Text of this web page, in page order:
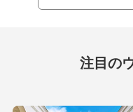
注目の